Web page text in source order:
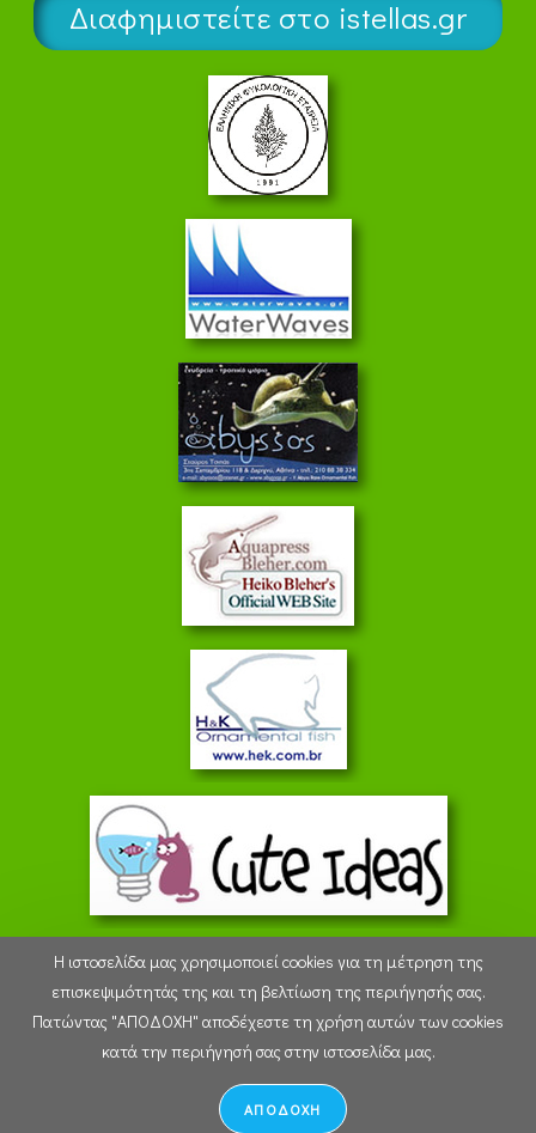
Διαφημιστείτε στο istellas.gr
19:04:23 - Saturday 8 August 2026
Η ιστοσελίδα μας χρησιμοποιεί cookies για τη μέτρηση της
επισκεψιμότητάς της και τη βελτίωση της περιήγησής σας.
Πατώντας "ΑΠΟΔΟΧΗ" αποδέχεστε τη χρήση αυτών των cookies
κατά την περιήγησή σας στην ιστοσελίδα μας.
ΑΠΟΔΟΧΗ